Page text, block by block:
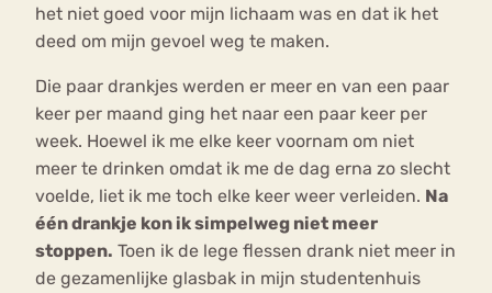
het niet goed voor mijn lichaam was en dat ik het
deed om mijn gevoel weg te maken.
Die paar drankjes werden er meer en van een paar
keer per maand ging het naar een paar keer per
week. Hoewel ik me elke keer voornam om niet
meer te drinken omdat ik me de dag erna zo slecht
voelde, liet ik me toch elke keer weer verleiden. Na
één drankje kon ik simpelweg niet meer
stoppen. Toen ik de lege flessen drank niet meer in
de gezamenlijke glasbak in mijn studentenhuis